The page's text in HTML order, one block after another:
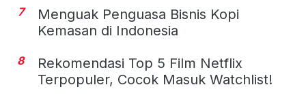
7
Menguak Penguasa Bisnis Kopi
Kemasan di Indonesia
8
Rekomendasi Top 5 Film Netflix
Terpopuler, Cocok Masuk Watchlist!